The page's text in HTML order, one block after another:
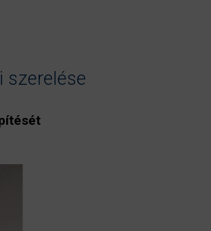
szerelése